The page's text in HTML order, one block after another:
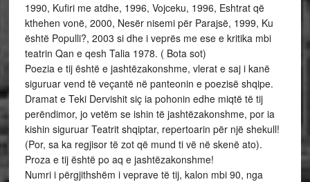
1990, Kufiri me atdhe, 1996, Vojceku, 1996, Eshtrat që
kthehen vonë, 2000, Nesër nisemi për Parajsë, 1999, Ku
është Populli?, 2003 si dhe i veprës me ese e kritika mbi
teatrin Qan e qesh Talia 1978. ( Bota sot)
Poezia e tij është e jashtëzakonshme, vlerat e saj i kanë
siguruar vend të veçantë në panteonin e poezisë shqipe.
Dramat e Teki Dervishit siç ia pohonin edhe miqtë të tij
perëndimor, jo vetëm se ishin të jashtëzakonshme, por ia
kishin siguruar Teatrit shqiptar, repertoarin për një shekull!
(Por, sa ka regjisor të zot që mund ti vë në skenë ato).
Proza e tij është po aq e jashtëzakonshme!
Numri i përgjithshëm i veprave të tij, kalon mbi 90, nga